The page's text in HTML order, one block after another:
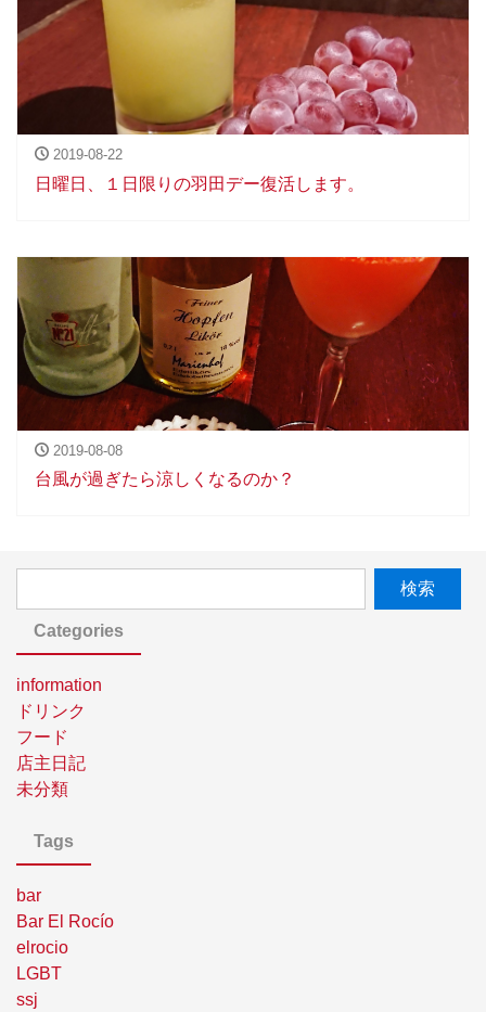
2019-08-22
日曜日、１日限りの羽田デー復活します。
2019-08-08
台風が過ぎたら涼しくなるのか？
Categories
information
ドリンク
フード
店主日記
未分類
Tags
bar
Bar El Rocío
elrocio
LGBT
ssj